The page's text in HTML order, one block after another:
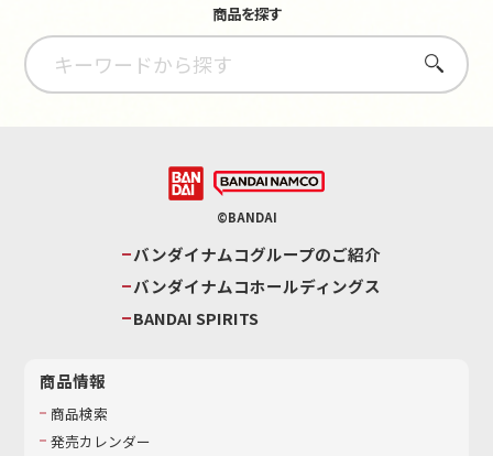
商品を探す
さがす
©BANDAI
バンダイナムコグループのご紹介
バンダイナムコホールディングス
BANDAI SPIRITS
商品情報
商品検索
発売カレンダー